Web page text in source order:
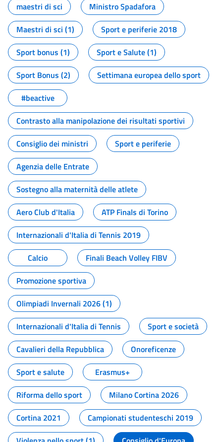
maestri di sci
Ministro Spadafora
Maestri di sci (1)
Sport e periferie 2018
Sport bonus (1)
Sport e Salute (1)
Sport Bonus (2)
Settimana europea dello sport
#beactive
Contrasto alla manipolazione dei risultati sportivi
Consiglio dei ministri
Sport e periferie
Agenzia delle Entrate
Sostegno alla maternità delle atlete
Aero Club d'Italia
ATP Finals di Torino
Internazionali d'Italia di Tennis 2019
Calcio
Finali Beach Volley FIBV
Promozione sportiva
Olimpiadi Invernali 2026 (1)
Internazionali d'Italia di Tennis
Sport e società
Cavalieri della Repubblica
Onoreficenze
Sport e salute
Erasmus+
Riforma dello sport
Milano Cortina 2026
Cortina 2021
Campionati studenteschi 2019